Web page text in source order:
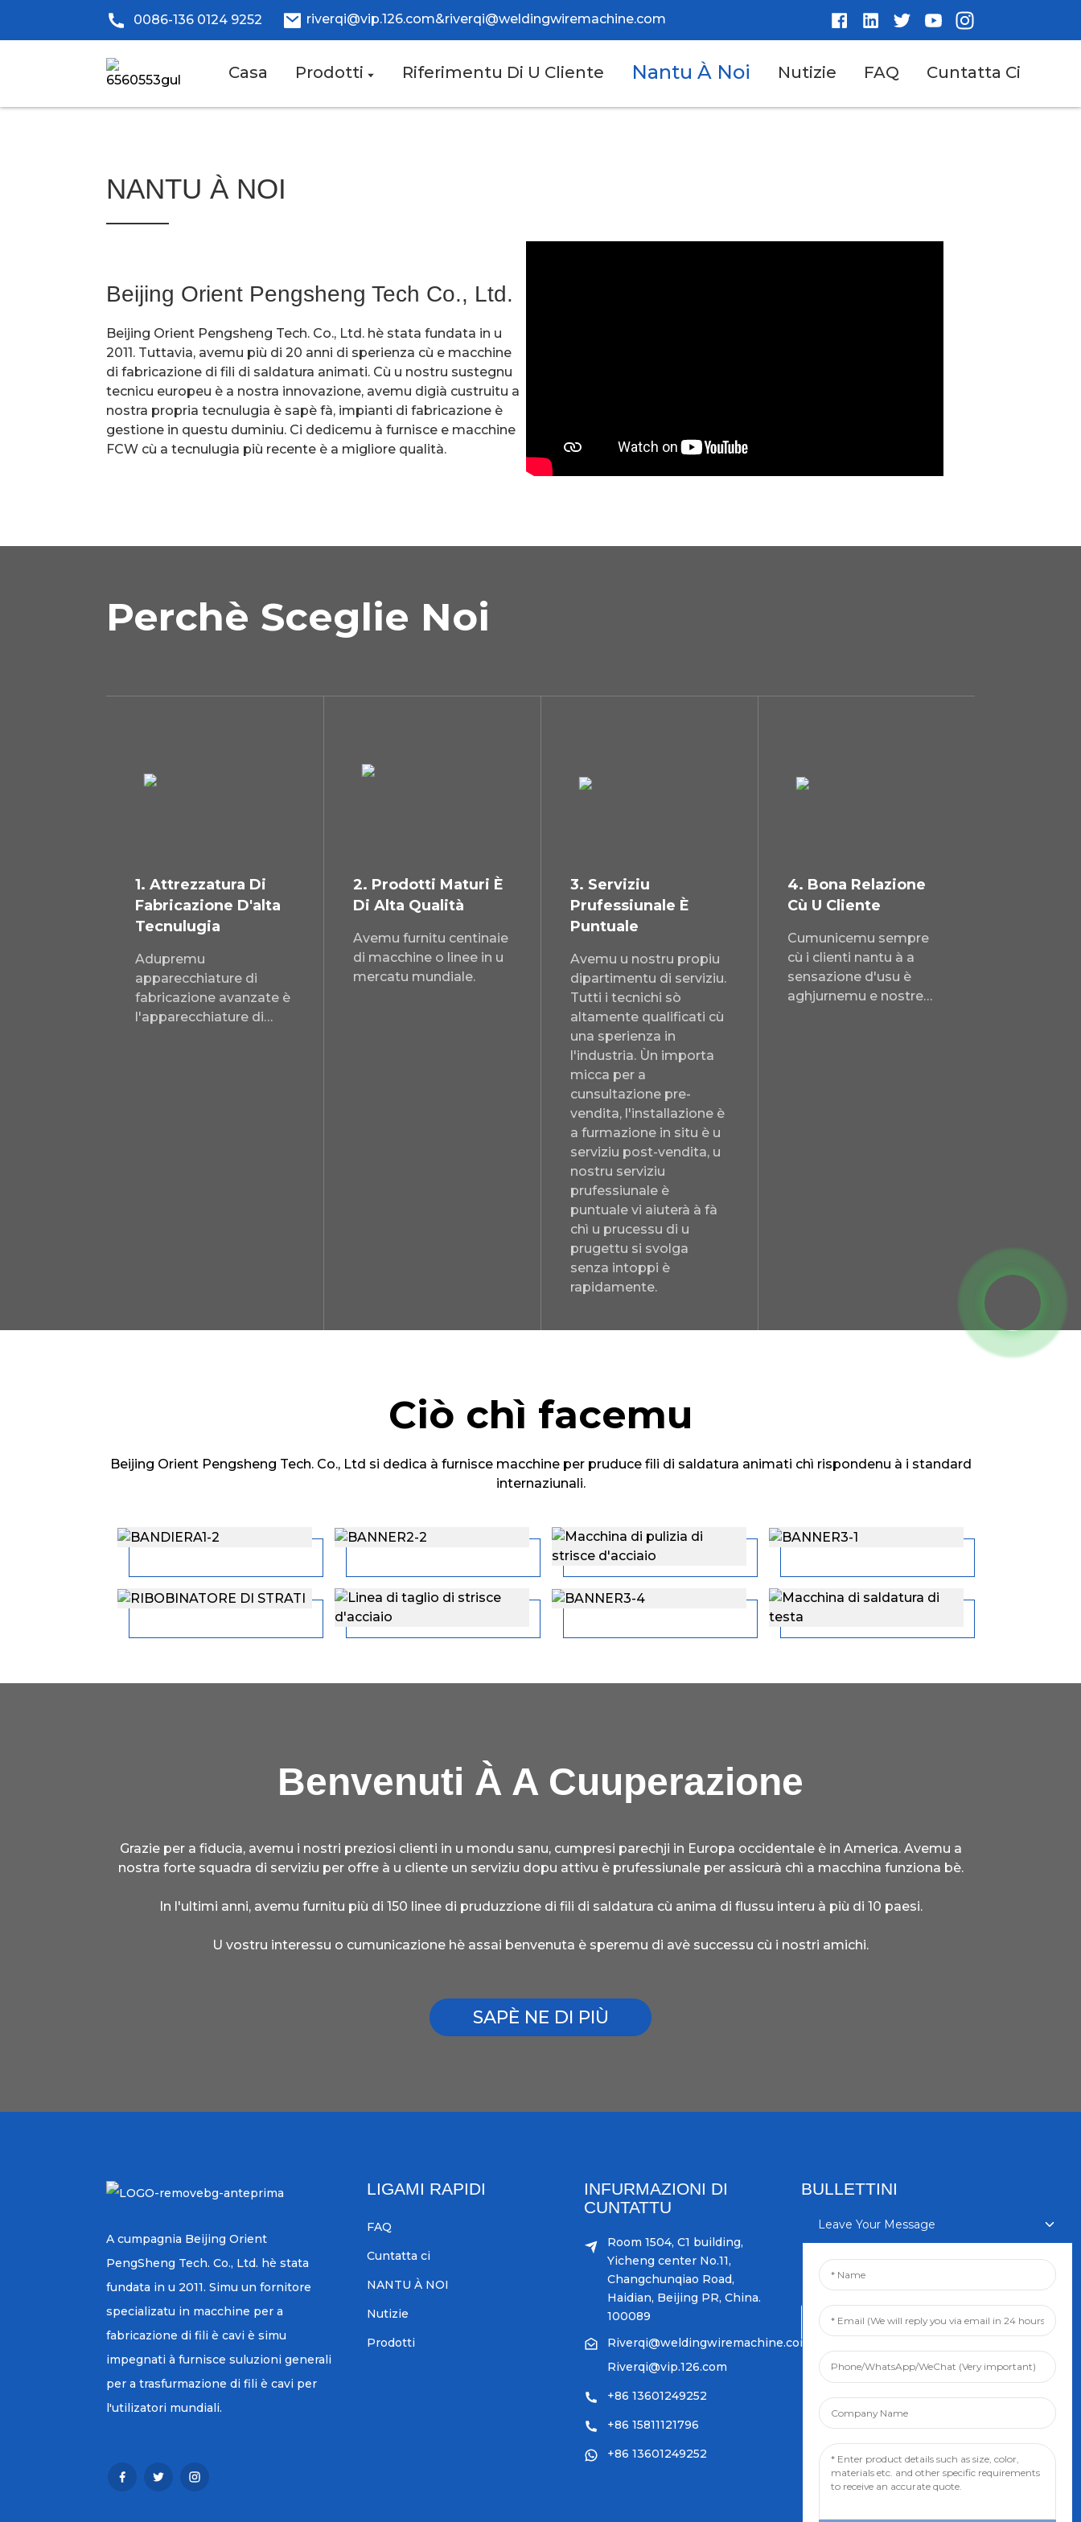
0086-136 0124 9252 riverqi@vip.126.com&riverqi@weldingwiremachine.com
Casa Prodotti Riferimentu Di U Cliente Nantu À Noi Nutizie FAQ Cuntatta Ci
NANTU À NOI
Beijing Orient Pengsheng Tech Co., Ltd.
Beijing Orient Pengsheng Tech. Co., Ltd. hè stata fundata in u
2011. Tuttavia, avemu più di 20 anni di sperienza cù e macchine
di fabricazione di fili di saldatura animati. Cù u nostru sustegnu
tecnicu europeu è a nostra innovazione, avemu digià custruitu a
nostra propria tecnulugia è sapè fà, impianti di fabricazione è
gestione in questu duminiu. Ci dedicemu à furnisce e macchine
FCW cù a tecnulugia più recente è a migliore qualità.
Perchè Sceglie Noi
1. Attrezzatura Di
Fabricazione D'alta
Tecnulugia
Adupremu
apparecchiature di
fabricazione avanzate è
l'apparecchiature di
2. Prodotti Maturi È
Di Alta Qualità
Avemu furnitu centinaie
di macchine o linee in u
mercatu mundiale.
3. Serviziu
Prufessiunale È
Puntuale
Avemu u nostru propiu
dipartimentu di serviziu.
Tutti i tecnichi sò
altamente qualificati cù
una sperienza in
l'industria. Ùn importa
micca per a
cunsultazione pre-
vendita, l'installazione è
a furmazione in situ è ​​u
serviziu post-vendita, u
nostru serviziu
prufessiunale è
puntuale vi aiuterà à fà
chì u prucessu di u
prugettu si svolga
senza intoppi è
rapidamente.
4. Bona Relazione
Cù U Cliente
Cumunicemu sempre
cù i clienti nantu à a
sensazione d'usu è
aghjurnemu e nostre
Ciò chì facemu
Beijing Orient Pengsheng Tech. Co., Ltd si dedica à furnisce macchine per pruduce fili di saldatura animati chì rispondenu à i standard
internaziunali.
Benvenuti À A Cuuperazione
Grazie per a fiducia, avemu i nostri preziosi clienti in u mondu sanu, cumpresi parechji in Europa occidentale è in America. Avemu a
nostra forte squadra di serviziu per offre à u cliente un serviziu dopu attivu è prufessiunale per assicurà chì a macchina funziona bè.
In l'ultimi anni, avemu furnitu più di 150 linee di pruduzzione di fili di saldatura cù anima di flussu interu à più di 10 paesi.
U vostru interessu o cumunicazione hè assai benvenuta è speremu di avè successu cù i nostri amichi.
SAPÈ NE DI PIÙ
A cumpagnia Beijing Orient
PengSheng Tech. Co., Ltd. hè stata
fundata in u 2011. Simu un fornitore
specializatu in macchine per a
fabricazione di fili è cavi è simu
impegnati à furnisce suluzioni generali
per a trasfurmazione di fili è cavi per
l'utilizatori mundiali.
LIGAMI RAPIDI
FAQ
Cuntatta ci
NANTU À NOI
Nutizie
Prodotti
INFURMAZIONI DI
CUNTATTU
Room 1504, C1 building,
Yicheng center No.11,
Changchunqiao Road,
Haidian, Beijing PR, China.
100089
Riverqi@weldingwiremachine.com
Riverqi@vip.126.com
+86 13601249252
+86 15811121796
+86 13601249252
BULLETTINI
Inserite u vostru email è vi
informazioni nantu à i piani.
Inchiesta Avà
Leave Your Message